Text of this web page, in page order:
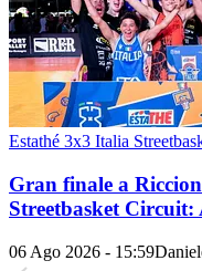
Estathé 3x3 Italia
Gran finale a
Streetbasket
06 Ago 2026 - 15:59